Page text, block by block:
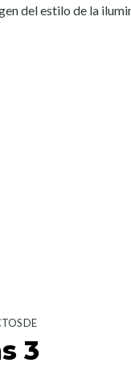
del estilo de la
DE
3